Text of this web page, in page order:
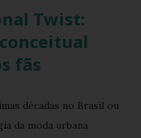
Twist:
fãs
décadas no Brasil ou
da moda urbana